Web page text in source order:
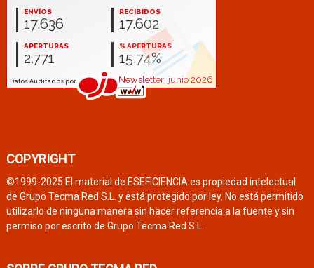
COPYRIGHT
©1999-2025 El material de ESEFICIENCIA es propiedad intelectual
de Grupo Tecma Red S.L. y está protegido por ley. No está permitido
utilizarlo de ninguna manera sin hacer referencia a la fuente y sin
permiso por escrito de Grupo Tecma Red S.L.